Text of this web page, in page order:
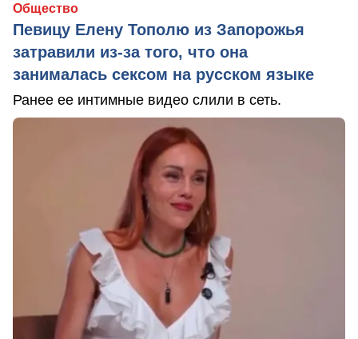
Общество
Певицу Елену Тополю из Запорожья
затравили из-за того, что она
занималась сексом на русском языке
Ранее ее интимные видео слили в сеть.